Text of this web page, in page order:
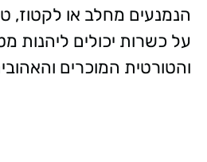
הנמנעים מחלב או לקטוז,
על כשרות יכולים ליהנות
והטורטית המוכרים